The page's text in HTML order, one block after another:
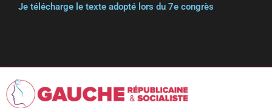
Je télécharge le texte adopté lors du 7e congrès